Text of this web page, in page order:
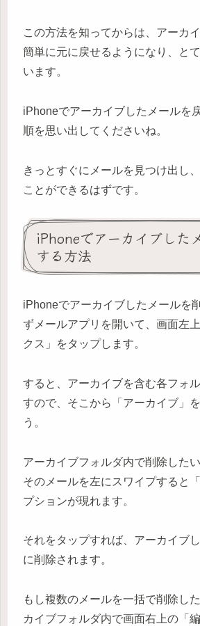
この方法を知ってからは、アーカ
簡単に元に戻せるようになり、と
います。
iPhoneでアーカイブしたメールを
順を思い出してくださいね。
きっとすぐにメールを見つけ出し
ことができるはずです。
iPhoneでアーカイブした
する方法
iPhoneでアーカイブしたメールを
ずメールアプリを開いて、画面左
クス」をタップします。
すると、アーカイブを含む各フォ
すので、そこから「アーカイブ」
う。
アーカイブフォルダ内で削除した
そのメールを左にスワイプすると
プションが現れます。
それをタップすれば、アーカイブ
に削除されます。
もし複数のメールを一括で削除し
カイブフォルダ内で画面右上の「